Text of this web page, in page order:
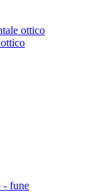
ottico
- fune